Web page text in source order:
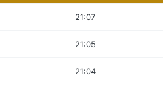
21:07
21:05
21:04